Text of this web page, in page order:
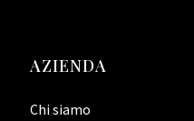
AZIENDA
Chi siamo